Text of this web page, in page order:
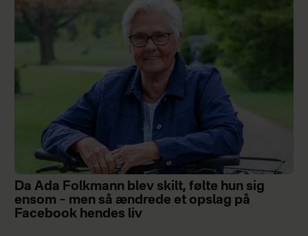
Da Ada Folkmann blev skilt, følte hun sig
ensom – men så ændrede et opslag på
Facebook hendes liv